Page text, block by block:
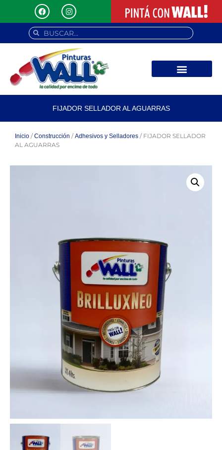
FIJADOR SELLADOR AL AGUARRAS
Inicio /Construcción /Adhesivos y Selladores / FIJADOR SELLADOR
AL AGUARRAS